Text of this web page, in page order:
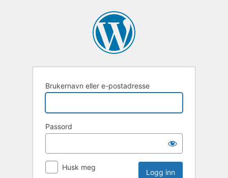
Brukernavn eller e-postadresse
Passord
Husk meg